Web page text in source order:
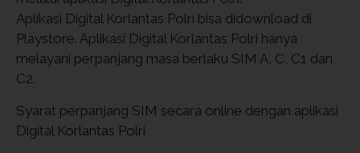
Aplikasi Digital Korlantas Polri bisa didownload di
Playstore. Aplikasi Digital Korlantas Polri hanya
melayani perpanjang masa berlaku SIM A, C, C1 dan
C2.
Syarat perpanjang SIM secara online dengan aplikasi
Digital Korlantas Polri